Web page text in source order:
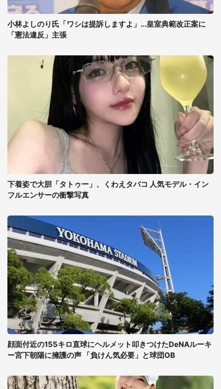
小林よしのり氏「ワシは提訴しますよ」...皇室典範改正案に
「憲法違反」主張
下着姿で大胆「タトゥー」、くわえタバコ 人気モデル・イン
フルエンサーの衝撃写真
顔面付近の155キロ直球にヘルメット叩きつけたDeNAルーキ
ー宮下朝陽に擁護の声 「負けん気必要」と球団OB